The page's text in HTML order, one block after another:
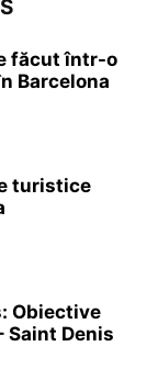
făcut într-o
Barcelona
turistice
Obiective
Saint Denis